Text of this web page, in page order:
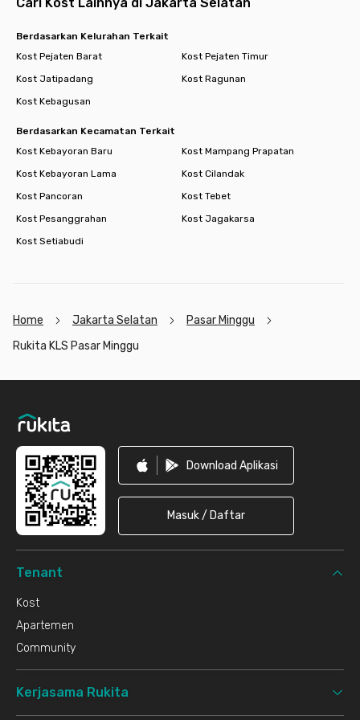
Berdasarkan Kelurahan Terkait
Kost Pejaten Barat
Kost Pejaten Timur
Kost Jatipadang
Kost Ragunan
Kost Kebagusan
Berdasarkan Kecamatan Terkait
Kost Kebayoran Baru
Kost Mampang Prapatan
Kost Kebayoran Lama
Kost Cilandak
Kost Pancoran
Kost Tebet
Kost Pesanggrahan
Kost Jagakarsa
Kost Setiabudi
Home Jakarta Selatan
Pasar Minggu
Rukita KLS Pasar Minggu
Download Aplikasi
Masuk / Daftar
Tenant
Kost
Apartemen
Community
Kerjasama Rukita